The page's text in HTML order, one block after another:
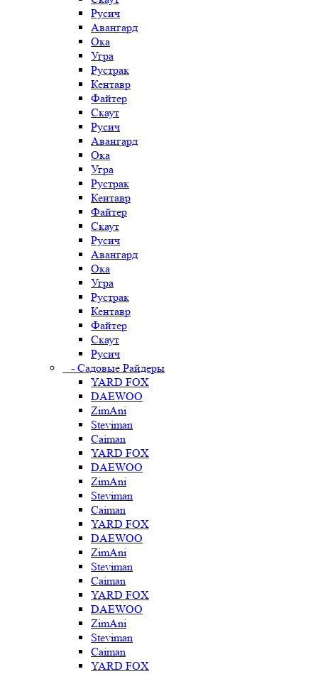
Русич
Авангард
Ока
Угра
Рустрак
Кентавр
Файтер
Скаут
Русич
Авангард
Ока
Угра
Рустрак
Кентавр
Файтер
Скаут
Русич
Авангард
Ока
Угра
Рустрак
Кентавр
Файтер
Скаут
Русич
- Садовые Райдеры
YARD FOX
DAEWOO
ZimAni
Steviman
Caiman
YARD FOX
DAEWOO
ZimAni
Steviman
Caiman
YARD FOX
DAEWOO
ZimAni
Steviman
Caiman
YARD FOX
DAEWOO
ZimAni
Steviman
Caiman
YARD FOX